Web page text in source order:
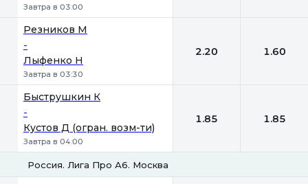
Завтра в 03:00
Резников М
-
Лыфенко Н
Завтра в 03:30
2.20 1.60
Быструшкин К
-
Кустов Д (огран. возм-ти)
Завтра в 04:00
1.85 1.85
Россия. Лига Про А6. Москва